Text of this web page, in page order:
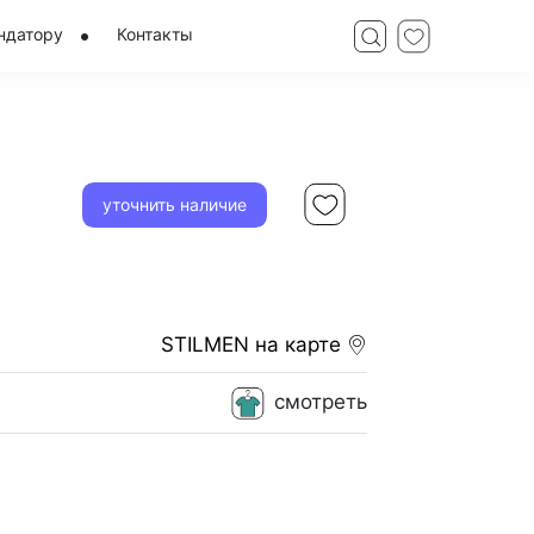
Контакты
уточнить наличие
STILMEN на карте
смотреть